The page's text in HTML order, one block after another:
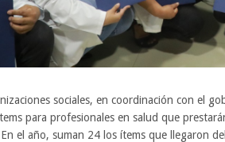
sociales, en coordinación con el
para profesionales en salud que
En el año, suman 24 los ítems que llegaron